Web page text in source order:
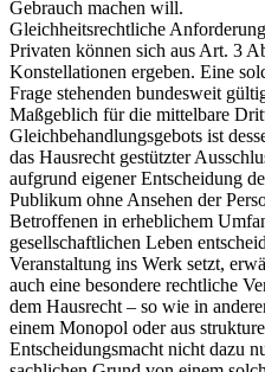
Gebrauch machen will.
Gleichheitsrechtliche
Privaten können sich aus Art. 3
Konstellationen ergeben. Eine
Frage stehenden bundesweit
Maßgeblich für die mittelbare
Gleichbehandlungsgebots ist
das Hausrecht gestützter
aufgrund eigener Entscheidung
Publikum ohne Ansehen der
Betroffenen in erheblichem
gesellschaftlichen Leben
Veranstaltung ins Werk setzt,
auch eine besondere rechtliche
dem Hausrecht – so wie in
einem Monopol oder aus
Entscheidungsmacht nicht dazu